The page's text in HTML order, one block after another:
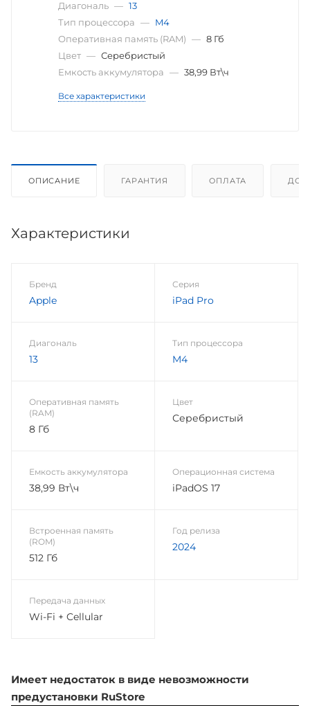
Диагональ — 13
Тип процессора — M4
Оперативная память (RAM) — 8 Гб
Цвет — Серебристый
Емкость аккумулятора — 38,99 Вт\ч
Все характеристики
ОПИСАНИЕ ГАРАНТИЯ ОПЛАТА
Имеет недостаток в виде невозможности
предустановки RuStore
Характеристики
Бренд
Apple
Серия
iPad Pro
Диагональ
13
Тип процессора
M4
Оперативная память
(RAM)
8 Гб
Цвет
Серебристый
Емкость аккумулятора
38,99 Вт\ч
Операционная система
iPadOS 17
Встроенная память
(ROM)
512 Гб
Год релиза
2024
Передача данных
Wi-Fi + Cellular